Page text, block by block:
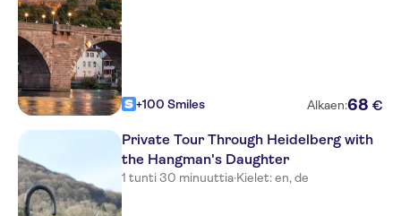
+100 Smiles Alkaen:68 €
Private Tour Through Heidelberg with
the Hangman's Daughter
1 tunti 30 minuuttia·Kielet: en, de